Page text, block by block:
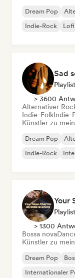
Dream Pop
Indie-Rock
Sad
> 3600
Alternativer
Indie-FolkIndie-
Künstler zu
Dream Pop
Indie-Rock
Your
> 1300
Bossa nova
Künstler zu
Dream Pop
Internationaler